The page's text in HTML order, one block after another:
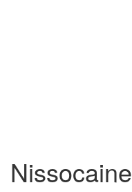
Nissocaine